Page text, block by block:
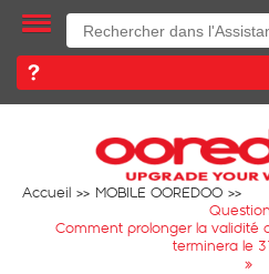
Accueil
MOBILE OOREDOO
Comment prolonger la validité
terminera le
»